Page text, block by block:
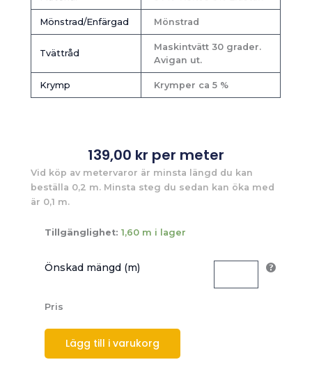
Mönstrad/Enfärgad Mönstrad
Tvättråd
Maskintvätt 30 grader.
Avigan ut.
Krymp Krymper ca 5 %
139,00 kr per meter
Vid köp av metervaror är minsta längd du kan
beställa 0,2 m. Minsta steg du sedan kan öka med
är 0,1 m.
Tillgänglighet: 1,60 m i lager
Önskad mängd (m)
Pris
Lägg till i varukorg